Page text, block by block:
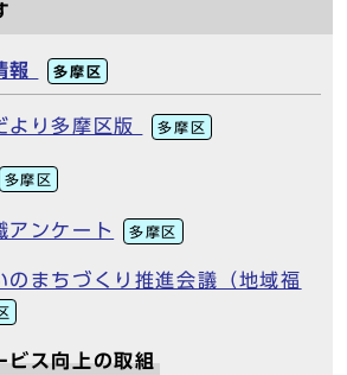
報 多摩区
より多摩区版 多摩区
多摩区
アンケート 多摩区
のまちづくり推進会議（地域福
ビス向上の取組